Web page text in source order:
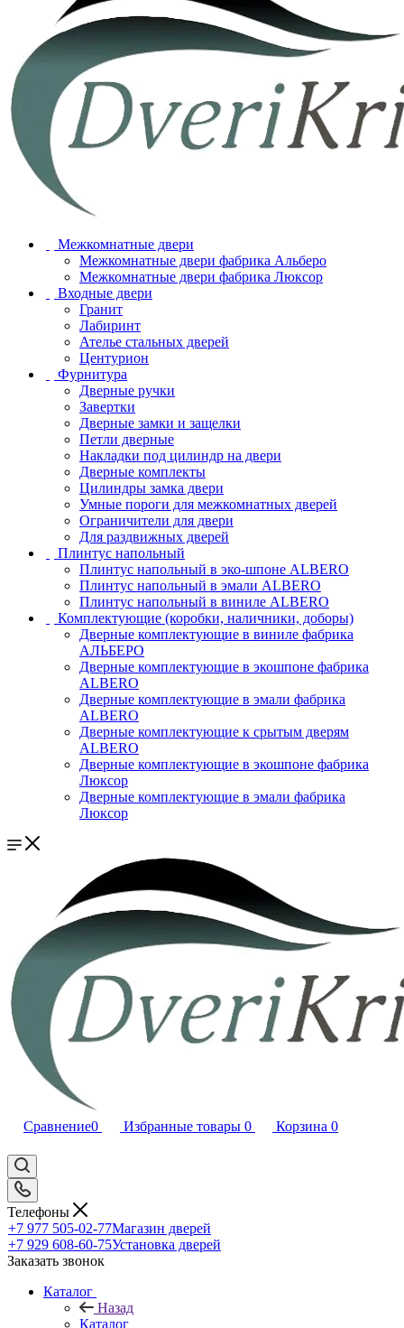
Межкомнатные двери
Межкомнатные двери фабрика Альберо
Межкомнатные двери фабрика Люксор
Входные двери
Гранит
Лабиринт
Ателье стальных дверей
Центурион
Фурнитура
Дверные ручки
Завертки
Дверные замки и защелки
Петли дверные
Накладки под цилиндр на двери
Дверные комплекты
Цилиндры замка двери
Умные пороги для межкомнатных дверей
Ограничители для двери
Для раздвижных дверей
Плинтус напольный
Плинтус напольный в эко-шпоне ALBERO
Плинтус напольный в эмали ALBERO
Плинтус напольный в виниле ALBERO
Комплектующие (коробки, наличники, доборы)
Дверные комплектующие в виниле фабрика
АЛЬБЕРО
Дверные комплектующие в экошпоне фабрика
ALBERO
Дверные комплектующие в эмали фабрика
ALBERO
Дверные комплектующие к срытым дверям
ALBERO
Дверные комплектующие в экошпоне фабрика
Люксор
Дверные комплектующие в эмали фабрика
Люксор
Сравнение0 Избранные товары 0 Корзина 0
Телефоны
+7 977 505-02-77Магазин дверей
+7 929 608-60-75Установка дверей
Заказать звонок
Каталог
Назад
Каталог